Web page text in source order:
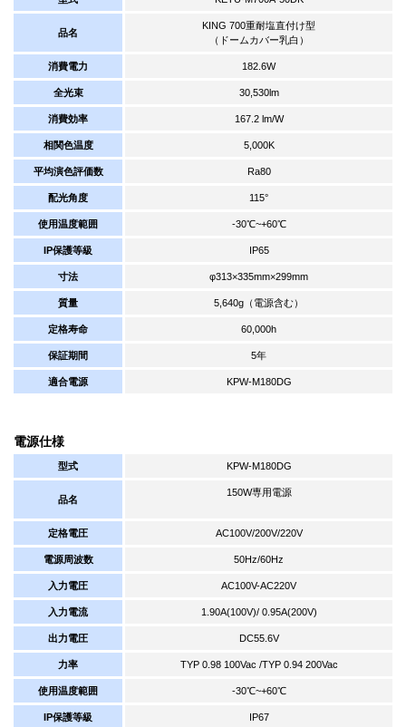
品名
KING 700重耐塩直付け型
（ドームカバー乳白）
消費電力 182.6W
全光束 30,530lm
消費効率 167.2 lm/W
相関色温度 5,000K
平均演色評価数 Ra80
配光角度 115°
使用温度範囲 -30℃~+60℃
IP保護等級 IP65
寸法 φ313×335mm×299mm
質量 5,640g（電源含む）
定格寿命 60,000h
保証期間 5年
適合電源 KPW-M180DG
電源仕様
型式 KPW-M180DG
品名
150W専用電源
定格電圧 AC100V/200V/220V
電源周波数 50Hz/60Hz
入力電圧 AC100V-AC220V
入力電流 1.90A(100V)/ 0.95A(200V)
出力電圧 DC55.6V
力率 TYP 0.98 100Vac /TYP 0.94 200Vac
使用温度範囲 -30℃~+60℃
IP保護等級 IP67